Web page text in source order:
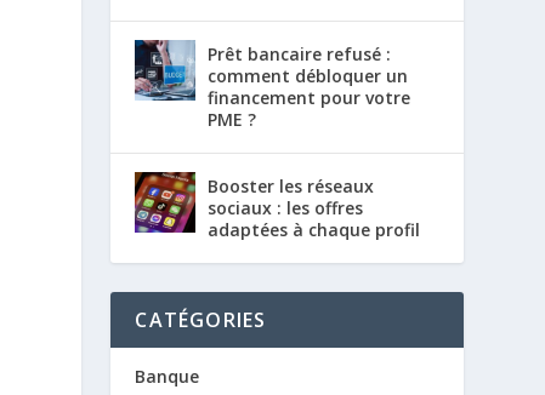
Prêt bancaire refusé :
comment débloquer un
financement pour votre
PME ?
Booster les réseaux
sociaux : les offres
adaptées à chaque profil
CATÉGORIES
Banque